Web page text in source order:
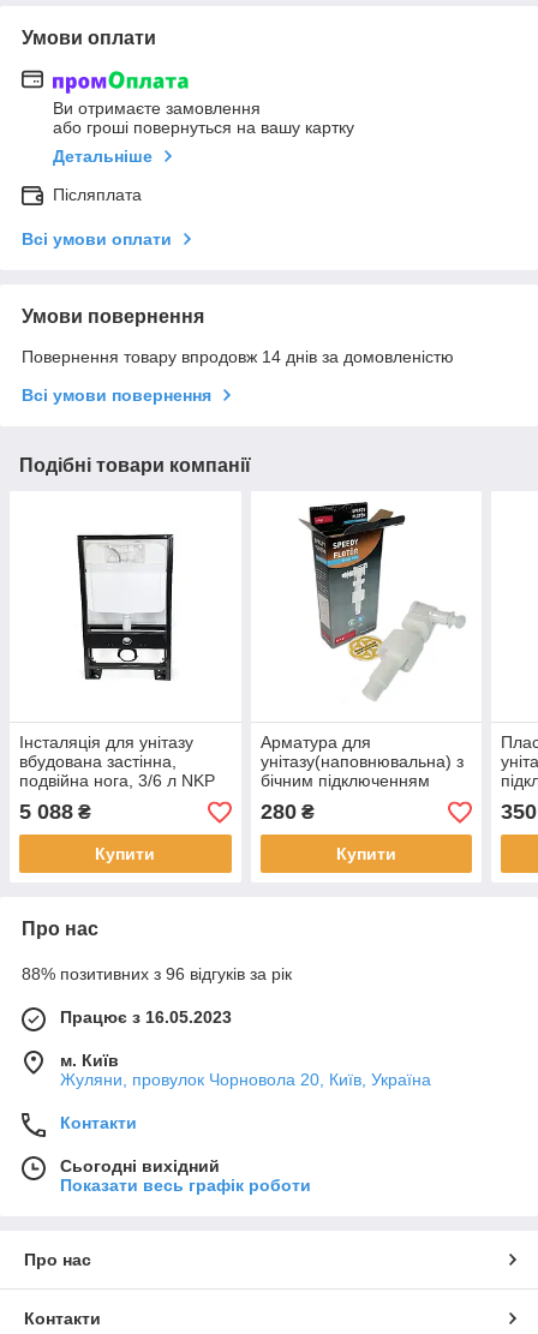
Умови оплати
Ви отримаєте замовлення
або гроші повернуться на вашу картку
Детальніше
Післяплата
Всі умови оплати
Умови повернення
Повернення товару впродовж 14 днів за домовленістю
Всі умови повернення
Подібні товари компанії
Інсталяція для унітазу
вбудована застінна,
подвійна нога, 3/6 л NKP
(SANPREIS)
5 088 ₴
Купити
Арматура для
унітазу(наповнювальна) з
бічним підключенням
SPEEDY FLOAT 3/8
Sanpreis
280₴
Купити
350
Про нас
88% позитивних з 96 відгуків за рік
Працює з 16.05.2023
м. Київ
Жуляни, провулок Чорновола 20, Київ, Україна
Контакти
Сьогодні вихідний
Показати весь графік роботи
Про нас
Контакти